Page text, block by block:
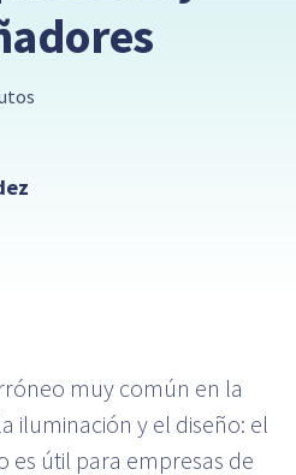
muy común en la
iluminación y el diseño: el
es útil para empresas de